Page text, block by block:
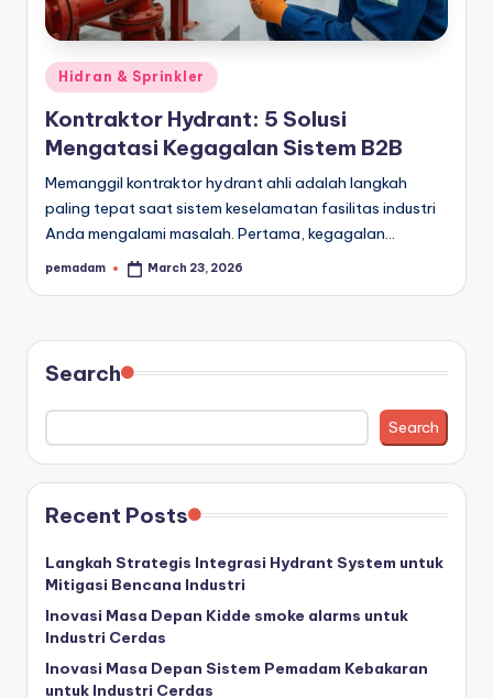
Posted
in
Hidran & Sprinkler
Kontraktor Hydrant: 5 Solusi
Mengatasi Kegagalan Sistem B2B
Memanggil kontraktor hydrant ahli adalah langkah
paling tepat saat sistem keselamatan fasilitas industri
Anda mengalami masalah. Pertama, kegagalan…
Posted
pemadam March 23, 2026
Search
Search
Recent Posts
Langkah Strategis Integrasi Hydrant System untuk
Mitigasi Bencana Industri
Inovasi Masa Depan Kidde smoke alarms untuk
Industri Cerdas
Inovasi Masa Depan Sistem Pemadam Kebakaran
untuk Industri Cerdas